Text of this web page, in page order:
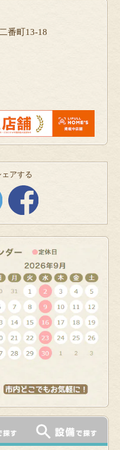
番町13-18
ェアする